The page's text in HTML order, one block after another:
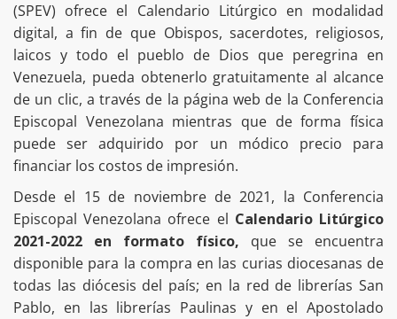
(SPEV) ofrece el Calendario Litúrgico en modalidad
digital, a fin de que Obispos, sacerdotes, religiosos,
laicos y todo el pueblo de Dios que peregrina en
Venezuela, pueda obtenerlo gratuitamente al alcance
de un clic, a través de la página web de la Conferencia
Episcopal Venezolana mientras que de forma física
puede ser adquirido por un módico precio para
financiar los costos de impresión.
Desde el 15 de noviembre de 2021, la Conferencia
Episcopal Venezolana ofrece el Calendario Litúrgico
2021-2022 en formato físico, que se encuentra
disponible para la compra en las curias diocesanas de
todas las diócesis del país; en la red de librerías San
Pablo, en las librerías Paulinas y en el Apostolado